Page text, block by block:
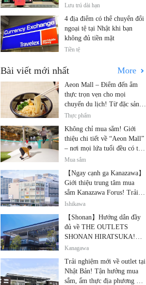
Lưu trú dài hạn
4 địa điểm có thể chuyển đổi
ngoại tệ tại Nhật khi bạn
không đủ tiền mặt
Tiền tệ
Bài viết mới nhất More
Aeon Mall – Điểm đến ẩm
thực trọn vẹn cho mọi
chuyến du lịch! Từ đặc sản
địa phương đến nhà hàng nổi
Thực phẩm
Không chỉ mua sắm! Giới
thiệu chi tiết về “Aeon Mall”
– nơi mọi lứa tuổi đều có thể
vui chơi! Các hoạt động mới
cho gia đình.
Mua sắm
【Ngay cạnh ga Kanazawa】
Giới thiệu trung tâm mua
sắm Kanazawa Forus! Trải
nghiệm cùng lúc các thương
và ẩm thực địa phương
Ishikawa
【Shonan】Hướng dẫn đầy
đủ về THE OUTLETS
SHONAN HIRATSUKA!
Thỏa sức tận hưởng mua
và ẩm thực địa phương tại
cùng một địa điểm!
Kanagawa
Trải nghiệm mới về outlet tại
Nhật Bản! Tận hưởng mua
sắm, ẩm thực địa phương và